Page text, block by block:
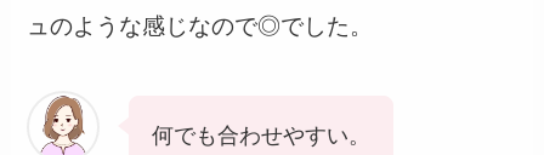
ュのような感じなので◎でした。
何でも合わせやすい。